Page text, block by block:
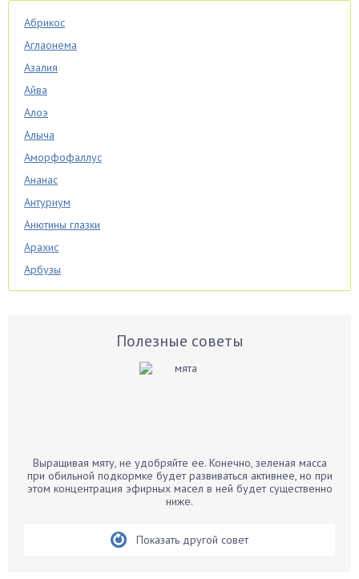
Абрикос
Аглаонема
Азалия
Айва
Алоэ
Алыча
Аморфофаллус
Ананас
Антуриум
Анютины глазки
Арахис
Арбузы
Аспарагус
Бархатцы
Бегония
Полезные советы
Выращивая мяту, не удобряйте ее. Конечно, зеленая масса
при обильной подкормке будет развиваться активнее, но при
этом концентрация эфирных масел в ней будет существенно
ниже.
Показать другой совет